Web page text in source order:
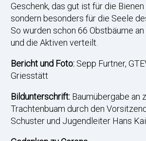
Geschenk, das gut ist für die
sondern besonders für die Seele
So wurden schon 66 Obstbäume
und die Aktiven verteilt.
Bericht und Foto: Sepp Furtner,
Griesstätt
Bildunterschrift: Baumübergabe an
Trachtenbuam durch den
Schuster und Jugendleiter Hans